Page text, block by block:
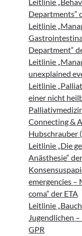
Departments“
Leitlinie
Department“
Leitlinie
unexplained
Leitlinie
einer nicht
Connecting &
Hubschrauber
Leitlinie „Die
Anästhesie“
emergencies –
coma“ der ETA
Leitlinie
Jugendlichen
GPR